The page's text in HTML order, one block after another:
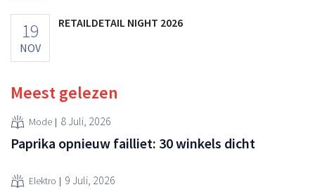
19
NOV
RETAILDETAIL NIGHT 2026
Meest gelezen
Mode 8 Juli, 2026
Paprika opnieuw failliet: 30 winkels dicht
Elektro 9 Juli, 2026